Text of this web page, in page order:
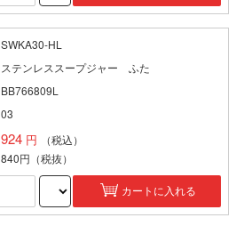
SWKA30-HL
ステンレススープジャー ふた
BB766809L
03
924
（税込）
840円 （税抜）
カートに入れる